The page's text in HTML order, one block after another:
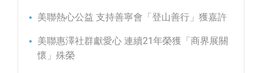
美聯熱心公益 支持善寧會「登山善行」獲嘉許
美聯惠澤社群獻愛心 連續21年榮獲「商界展關
懷」殊榮